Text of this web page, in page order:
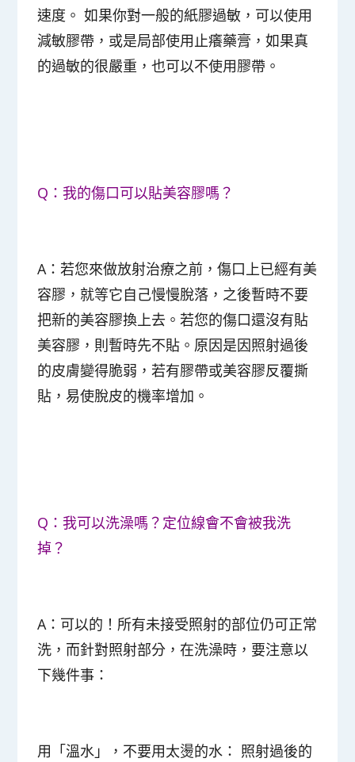
速度。 如果你對一般的紙膠過敏，可以使用
減敏膠帶，或是局部使用止癢藥膏，如果真
的過敏的很嚴重，也可以不使用膠帶。
Q：我的傷口可以貼美容膠嗎？
A：若您來做放射治療之前，傷口上已經有美
容膠，就等它自己慢慢脫落，之後暫時不要
把新的美容膠換上去。若您的傷口還沒有貼
美容膠，則暫時先不貼。原因是因照射過後
的皮膚變得脆弱，若有膠帶或美容膠反覆撕
貼，易使脫皮的機率增加。
Q：我可以洗澡嗎？定位線會不會被我洗
掉？
A：可以的！所有未接受照射的部位仍可正常
洗，而針對照射部分，在洗澡時，要注意以
下幾件事：
用「溫水」，不要用太燙的水 ： 照射過後的